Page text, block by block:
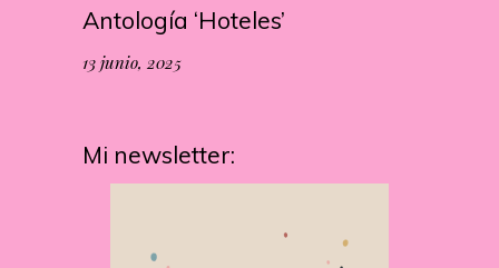
Antología ‘Hoteles’
13 junio, 2025
Mi newsletter: